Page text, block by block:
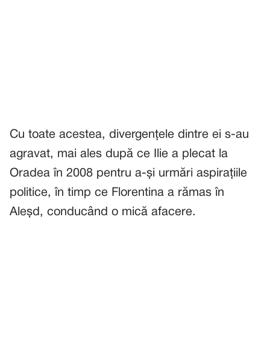
Cu toate acestea, divergențele dintre ei s-au
agravat, mai ales după ce Ilie a plecat la
Oradea în 2008 pentru a-și urmări aspirațiile
politice, în timp ce Florentina a rămas în
Aleșd, conducând o mică afacere.